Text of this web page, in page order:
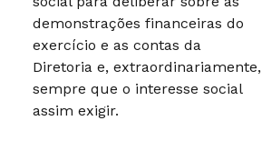
demonstrações financeiras do
exercício e as contas da
Diretoria e, extraordinariamente,
sempre que o interesse social
assim exigir.